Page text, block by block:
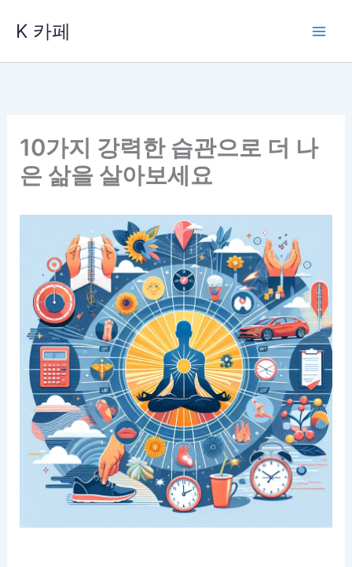
K 카페
10가지 강력한 습관으로 더 나
은 삶을 살아보세요